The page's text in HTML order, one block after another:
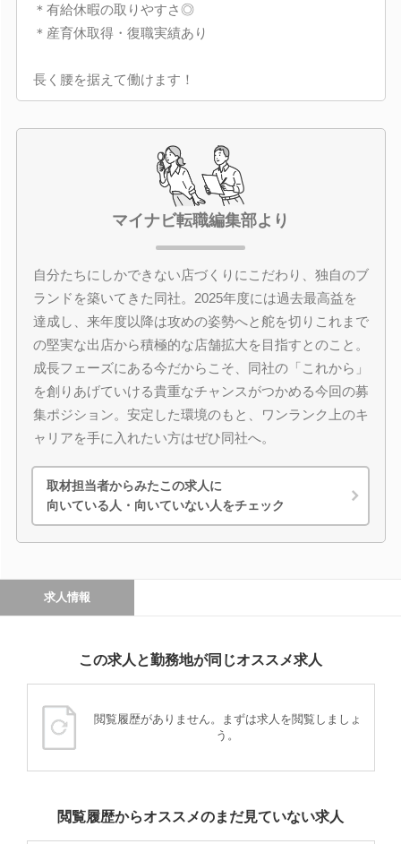
＊有給休暇の取りやすさ◎
＊産育休取得・復職実績あり
長く腰を据えて働けます！
マイナビ転職編集部より
自分たちにしかできない店づくりにこだわり、独自のブ
ランドを築いてきた同社。2025年度には過去最高益を
達成し、来年度以降は攻めの姿勢へと舵を切りこれまで
の堅実な出店から積極的な店舗拡大を目指すとのこと。
成長フェーズにある今だからこそ、同社の「これから」
を創りあげていける貴重なチャンスがつかめる今回の募
集ポジション。安定した環境のもと、ワンランク上のキ
ャリアを手に入れたい方はぜひ同社へ。
取材担当者からみたこの求人に
向いている人・向いていない人をチェック
求人情報
この求人と勤務地が同じオススメ求人
閲覧履歴がありません。まずは求人を閲覧しましょ
う。
閲覧履歴からオススメのまだ見ていない求人